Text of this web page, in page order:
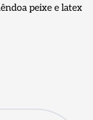
peixe e latex